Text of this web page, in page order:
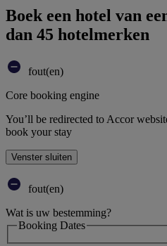
Boek een hotel van
dan 45 hotelmerken
fout(en)
Core booking engine
You’ll be redirected to Accor
book your stay
Venster sluiten
fout(en)
Wat is uw bestemming?
Booking Dates